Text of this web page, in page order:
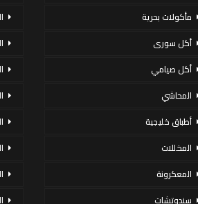
مأكولات بحرية
أكل سورى
أكل صيامي
المحاشي
أطباق خليجية
المخللات
المعكرونة
سندوتشات